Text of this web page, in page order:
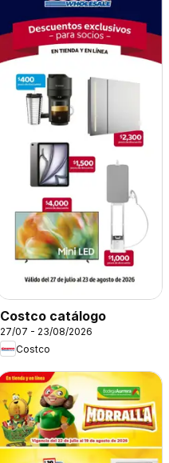
Costco catálogo
27/07 - 23/08/2026
Costco